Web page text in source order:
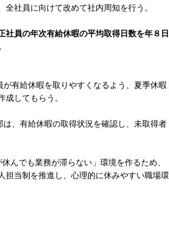
全社員に向けて改めて社内周知を行う。
社員の年次有給休暇の平均取得日数を年８日
有給休暇を取りやすくなるよう、夏季休暇
成してもらう。
、有給休暇の取得状況を確認し、未取得者
んでも業務が滞らない」環境を作るため、
担当制を推進し、心理的に休みやすい職場環